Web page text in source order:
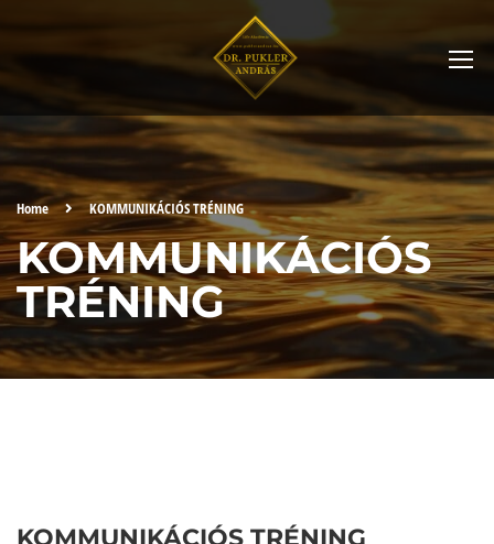
Home KOMMUNIKÁCIÓS TRÉNING
KOMMUNIKÁCIÓS
TRÉNING
KOMMUNIKÁCIÓS TRÉNING